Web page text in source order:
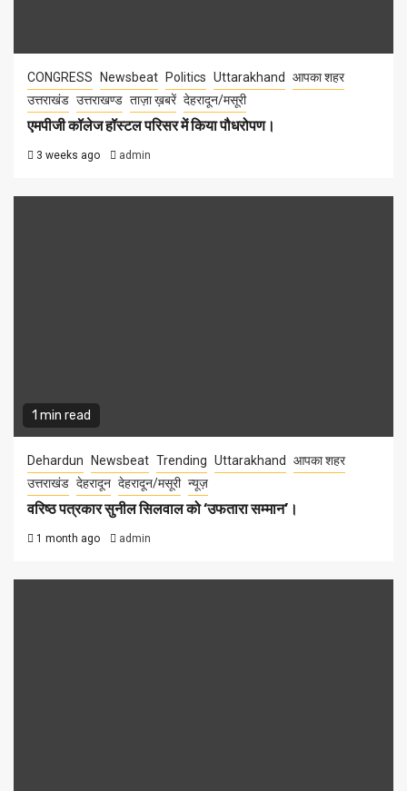
CONGRESS Newsbeat Politics Uttarakhand
आपका शहर
उत्तराखंड उत्तराखण्ड ताज़ा ख़बरें देहरादून/मसूरी
एमपीजी कॉलेज हॉस्टल परिसर में किया पौधरोपण।
3 weeks ago admin
1 min read
Dehardun Newsbeat Trending Uttarakhand
आपका शहर
उत्तराखंड देहरादून देहरादून/मसूरी न्यूज़
वरिष्ठ पत्रकार सुनील सिलवाल को ‘उफतारा सम्मान’।
1 month ago admin